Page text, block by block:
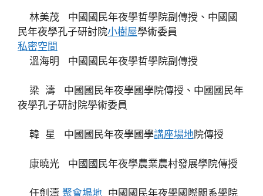
林美茂 中國國民年夜學哲學院副傳授、中國國
民年夜學孔子研討院小樹屋學術委員
私密空間
溫海明 中國國民年夜學哲學院副傳授
梁 濤 中國國民年夜學國學院傳授、中國國民年
夜學孔子研討院學術委員
韓 星 中國國民年夜學國學講座場地院傳授
康曉光 中國國民年夜學農業農村發展學院傳授
任劍濤 聚會場地 中國國民年夜學國際關系學院